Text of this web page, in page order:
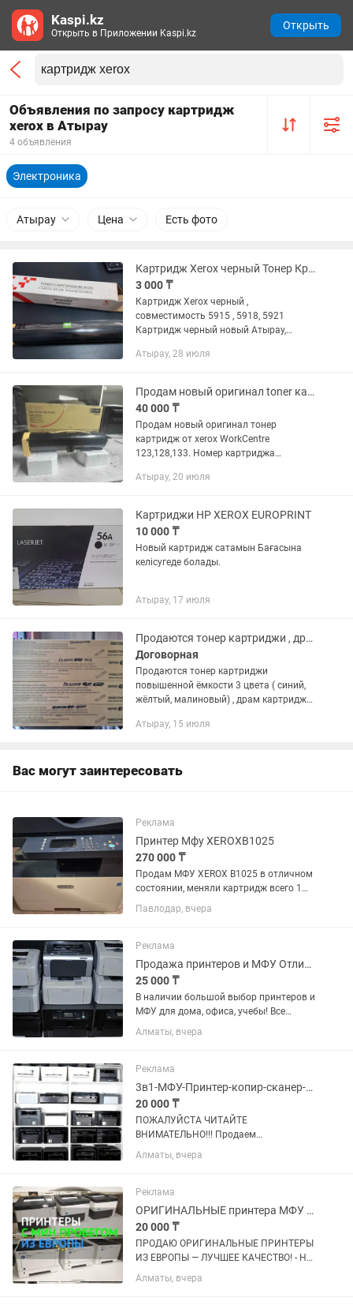
Объявления по запросу картридж
xerox в Атырау
4 объявления
Электроника
Атырау Цена Есть фото
Картридж Xerox черный Тонер Краска
3 000 ₸
Картридж Xerox черный ,
совместимость 5915 , 5918, 5921
Картридж черный новый Атырау,
Атырау, 28 июля
Продам новый оригинал toner картридж от xerox WorkCentre 123,128,133
40 000 ₸
Продам новый оригинал тонер
картридж от xerox WorkCentre
123,128,133. Номер картриджа
тг
Атырау, 20 июля
Картриджи HP XEROX EUROPRINT
10 000 ₸
Новый картридж сатамын Бағасына
келісугеде болады.
Атырау, 17 июля
Продаются тонер картриджи , драм картриджи на аппарат Xerox Versa Link 7030
Договорная
Продаются тонер картриджи
повышенной ёмкости 3 цвета ( синий,
жёлтый, малиновый) , драм картриджи,
Атырау, 15 июля
Вас могут заинтересовать
Реклама
Принтер Мфу XEROXВ1025
270 000 ₸
Продам МФУ XEROX B1025 в отличном
состоянии, меняли картридж всего 1
раз. Черно-белые МФУ B1025 А3
формата имеют "богатый" базовый
сканирование, отправка документов...
Павлодар, вчера
Реклама
Продажа принтеров и МФУ Отличное состояние Новые картриджи
25 000 ₸
В наличии большой выбор принтеров и
МФУ для дома, офиса, учебы! Все
устройства в идеальном рабочем
состоянии Каждое устройство прошло
картриджи — готово к работе...
Алматы, вчера
Реклама
3в1-МФУ-Принтер-копир-сканер-ксерокс-БОЛЬШОЙ выбор Алматы
20 000 ₸
ПОЖАЛУЙСТА ЧИТАЙТЕ
ВНИМАТЕЛЬНО!!! Продаем
МФУ,ПРИНТЕРЫ-сканер копир ксерокс
принтер-в ИДЕАЛЬНОМ состоянии. вся
после проверки. ЦЕНА ЗАВИСИТ ОТ
МОДЕЛИ...
Алматы, вчера
Реклама
ОРИГИНАЛЬНЫЕ принтера МФУ из ЕВРОПЫ лучшее качество
20 000 ₸
ПРОДАЮ ОРИГИНАЛЬНЫЕ ПРИНТЕРЫ
ИЗ ЕВРОПЫ — ЛУЧШЕЕ КАЧЕСТВО! - HP
• Canon • Xerox • Epson — все модели в
наличии! Поченьу наши принтеры —
Алматы, вчера
Kaspi.kz
Открыть в Приложении Kaspi.kz
Открыть